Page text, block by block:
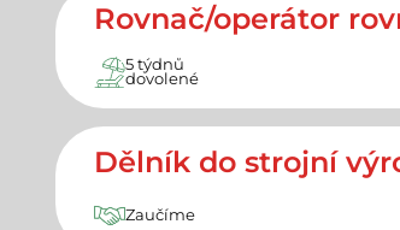
Rovnač/operátor
5 týdnů
dovolené
Dělník do strojní
Zaučíme